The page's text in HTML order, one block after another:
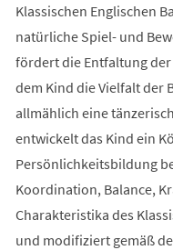
Klassischen Englischen
natürliche Spiel- und
fördert die Entfaltung
dem Kind die Vielfalt der
allmählich eine
entwickelt das Kind ein
Persönlichkeitsbildung
Koordination, Balance,
Charakteristika des
und modifiziert gemäß